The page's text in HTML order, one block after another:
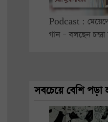
Podcast :
গান – বলছেন
সবচেয়ে বেশি পড়া